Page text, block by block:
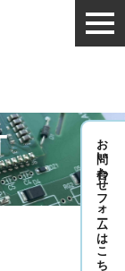
お問い合わせフォームはこちら